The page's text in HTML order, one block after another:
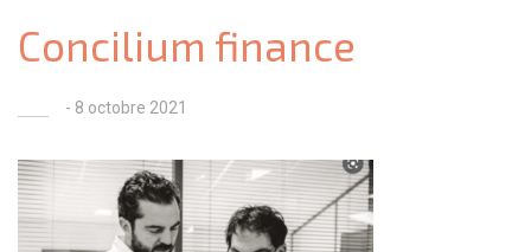
Concilium finance
- 8 octobre 2021